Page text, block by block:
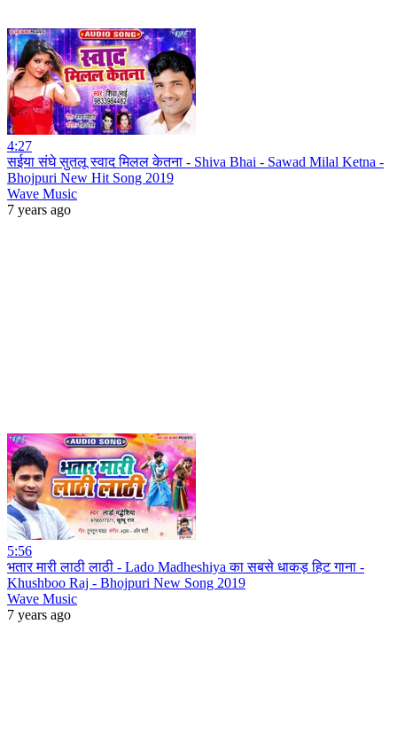
4:27
सईया संघे सुतलू स्वाद मिलल केतना - Shiva Bhai - Sawad Milal Ketna -
Bhojpuri New Hit Song 2019
Wave Music
7 years ago
5:56
भतार मारी लाठी लाठी - Lado Madheshiya का सबसे धाकड़ हिट गाना -
Khushboo Raj - Bhojpuri New Song 2019
Wave Music
7 years ago